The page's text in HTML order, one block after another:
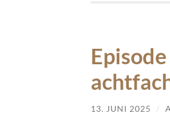
13. JUNI 2025 /